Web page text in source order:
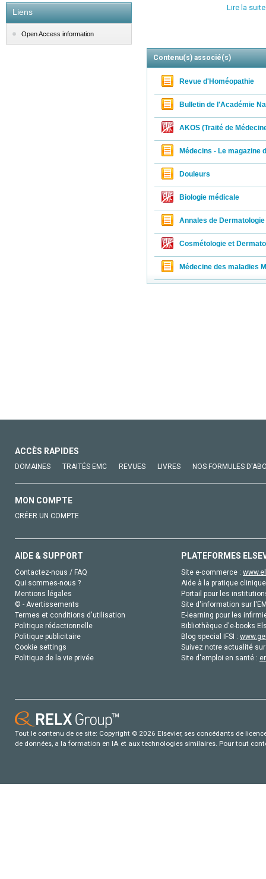
Liens
Open Access information
related
Goals of
To
To
To
To
to
The
COPE -
ICMJE -
STM -
The
Directory
Lire la suite
Contenu(s) associé(s)
Revue d'Homéopathie
Bulletin de l'Académie
AKOS (Traité de
Médecins - Le magazine
Douleurs
Biologie médicale
Annales de
Cosmétologie et
Médecine des maladies
ACCÈS RAPIDES
DOMAINES TRAITÉS EMC REVUES LIVRES NOS FORMULES
MON COMPTE
CRÉER UN COMPTE
AIDE & SUPPORT
Contactez-nous / FAQ
Qui sommes-nous ?
Mentions légales
© - Avertissements
Termes et conditions d'utilisation
Politique rédactionnelle
Politique publicitaire
Cookie settings
Politique de la vie privée
PLATEFORMES
Site e-commerce :
Aide à la pratique
Portail pour les
Site d'information sur
E-learning pour les
Bibliothèque d'e-books
Blog special IFSI :
Suivez notre actualité
Site d'emploi en santé :
Tout le contenu de ce site: Copyright © 2026 Elsevier, ses concédants de
de données, a la formation en IA et aux technologies similaires. Pour tout